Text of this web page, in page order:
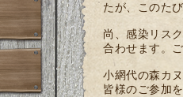
たが、このた
尚、感染リス
合わせます。
小網代の森カ
皆様のご参加